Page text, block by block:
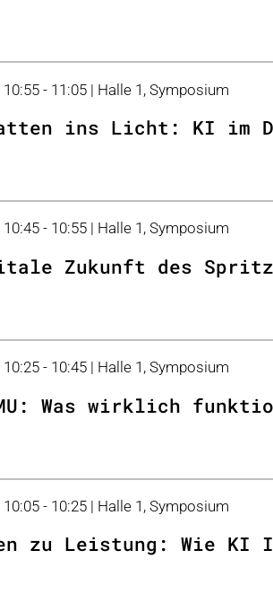
- 11:05 | Halle 1, Symposium
ins Licht: KI im
- 10:55 | Halle 1, Symposium
Zukunft des
- 10:45 | Halle 1, Symposium
Was wirklich
- 10:25 | Halle 1, Symposium
zu Leistung: Wie KI